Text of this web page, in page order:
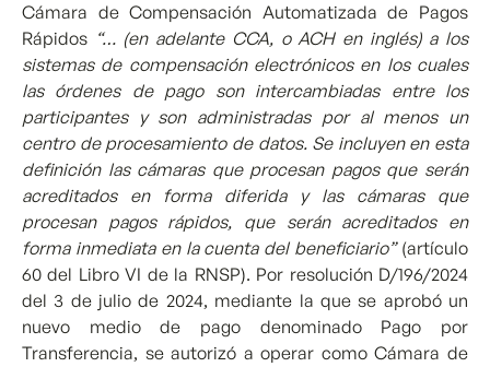
Cámara de Compensación Automatizada de Pagos
Rápidos “… (en adelante CCA, o ACH en inglés) a los
sistemas de compensación electrónicos en los cuales
las órdenes de pago son intercambiadas entre los
participantes y son administradas por al menos un
centro de procesamiento de datos. Se incluyen en esta
definición las cámaras que procesan pagos que serán
acreditados en forma diferida y las cámaras que
procesan pagos rápidos, que serán acreditados en
forma inmediata en la cuenta del beneficiario” (artículo
60 del Libro VI de la RNSP). Por resolución D/196/2024
del 3 de julio de 2024, mediante la que se aprobó un
nuevo medio de pago denominado Pago por
Transferencia, se autorizó a operar como Cámara de